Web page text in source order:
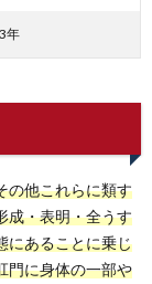
年
の他これらに類す
成・表明・全うす
にあることに乗じ
門に身体の一部や